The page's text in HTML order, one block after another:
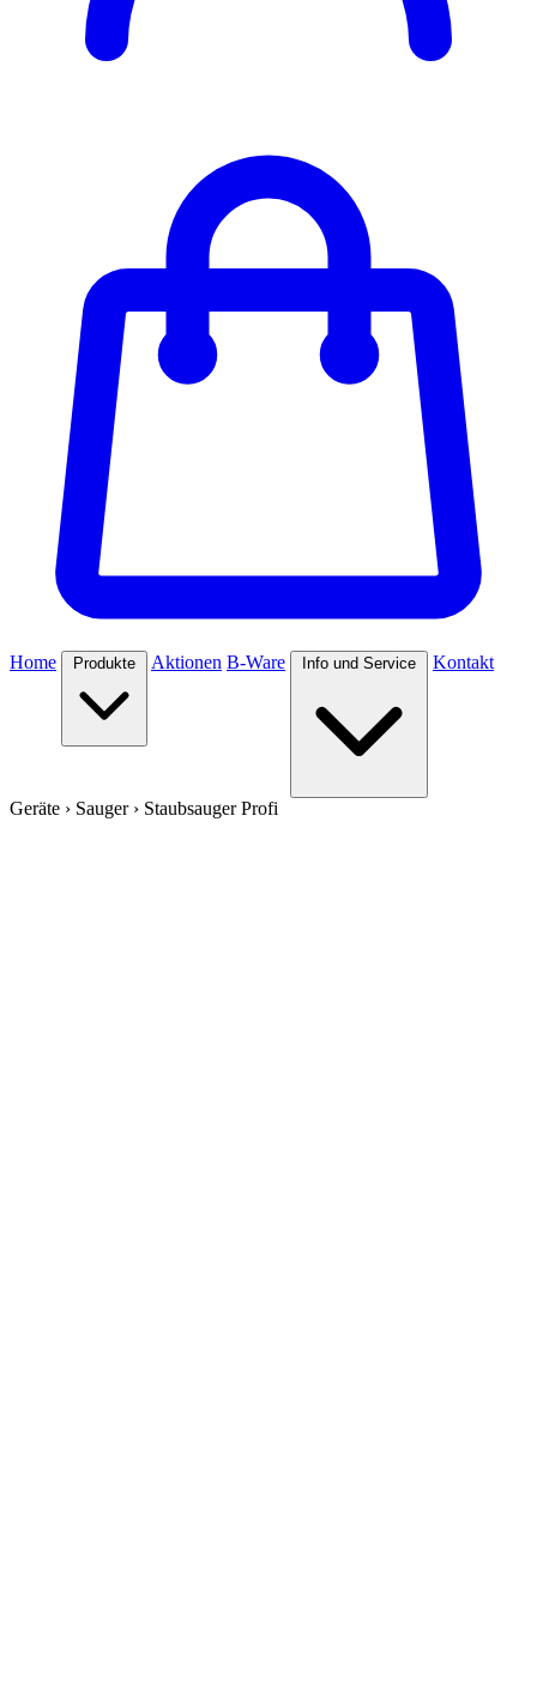
Home Produkte Aktionen B-Ware Info und Service Kontakt
Geräte › Sauger› Staubsauger Profi